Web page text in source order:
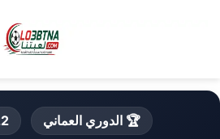
🏆 الدوري العماني